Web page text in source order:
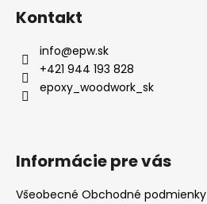
Kontakt
info@epw.sk
+421 944 193 828
epoxy_woodwork_sk
Informácie pre vás
Všeobecné Obchodné podmienky